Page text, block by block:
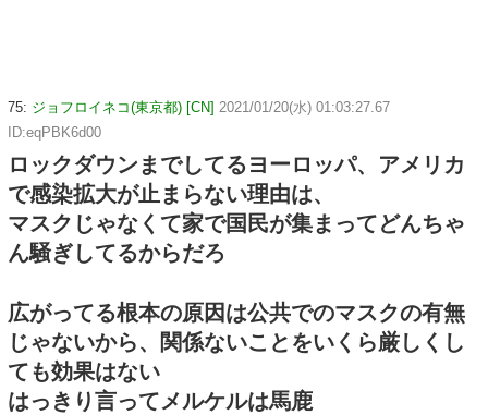
75: ジョフロイネコ(東京都) [CN] 2021/01/20(水) 01:03:27.67
ID:eqPBK6d00
ロックダウンまでしてるヨーロッパ、アメリカ
で感染拡大が止まらない理由は、
マスクじゃなくて家で国民が集まってどんちゃ
ん騒ぎしてるからだろ
広がってる根本の原因は公共でのマスクの有無
じゃないから、関係ないことをいくら厳しくし
ても効果はない
はっきり言ってメルケルは馬鹿